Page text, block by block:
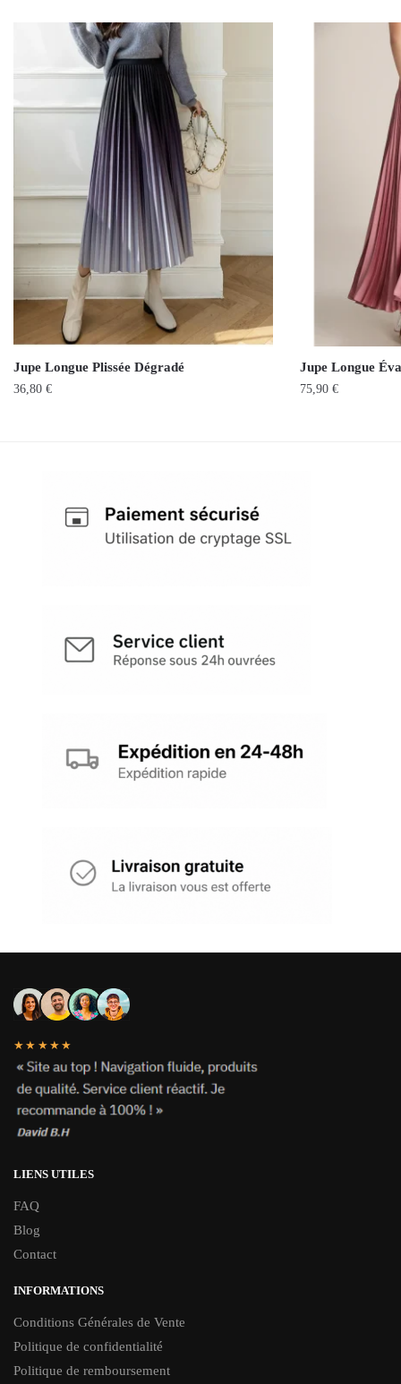
Jupe Longue Plissée Dégradé
36,80 €
Jupe Longue
75,90 €
★★★★★
LIENS UTILES
FAQ
Blog
Contact
INFORMATIONS
Conditions Générales de Vente
Politique de confidentialité
Politique de remboursement